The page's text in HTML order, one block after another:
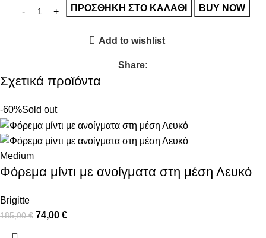
ΠΡΟΣΘΉΚΗ ΣΤΟ ΚΑΛΆΘΙ BUY NOW
Add to wishlist
Share:
Σχετικά προϊόντα
-60%Sold out
Medium
Φόρεμα μίντι με ανοίγματα στη μέση Λευκό
Brigitte
185,00€ 74,00 €